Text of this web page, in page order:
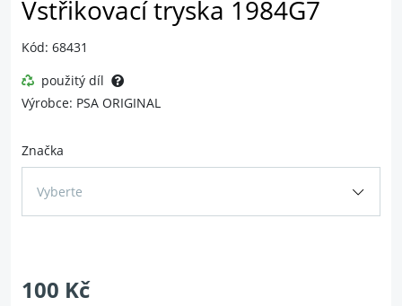
Vstřikovací tryska 1984G7
Kód: 68431
použitý díl
Výrobce: PSA ORIGINAL
Značka
Vyberte
100 Kč